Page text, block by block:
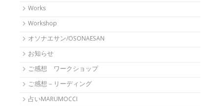
Works
Workshop
オソナエサン/OSONAESAN
お知らせ
ご感想 ワークショップ
ご感想－リーディング
占いMARUMOCCI